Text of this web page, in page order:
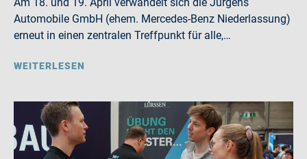
Automobile GmbH (ehem. Mercedes-Benz Niederlassung)
erneut in einen zentralen Treffpunkt für alle,…
WEITERLESEN